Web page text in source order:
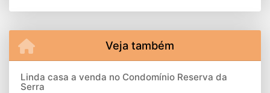
Veja também
Linda casa a venda no Condomínio Reserva da
Serra